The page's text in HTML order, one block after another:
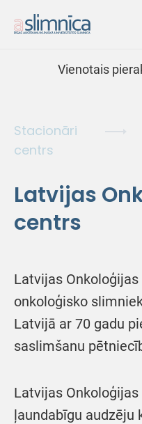
Vienotais
Stacionāri
centrs
Latvijas
centrs
Latvijas
onkoloģisko
Latvijā ar 70 gadu
saslimšanu
Latvijas
ļaundabīgu audzēju